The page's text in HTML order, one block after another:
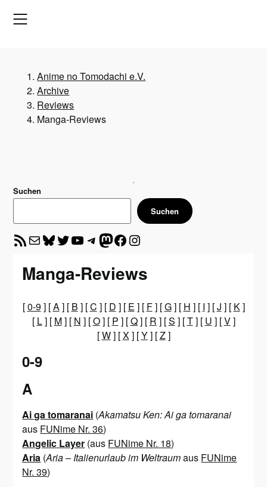
Anime no Tomodachi e.V.
Archive
Reviews
Manga-Reviews
Suchen
Suchen
RSS-Feed E-Mail Bluesky Twitter YouTube TelegramMastodon Facebook Instagram
Manga-Reviews
[0-9] [A] [ B ] [C ] [ D ] [ E ] [ F] [G] [ H ] [ I ] [J ] [ K]
[ L] [ M] [ N ] [O] [ P ] [Q] [ R ] [S ] [T] [ U ] [V]
[W] [X] [Y] [Z]
0-9
A
Ai ga tomaranai (Akamatsu Ken: Ai ga tomaranai
aus FUNime Nr. 36)
Angelic Layer (aus FUNime Nr. 18)
Aria (Aria – Italienurlaub im Weltraumaus FUNime
Nr. 39)